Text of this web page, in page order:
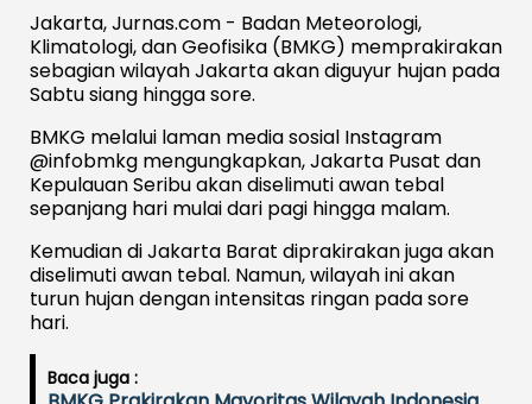
Jakarta, Jurnas.com - Badan Meteorologi,
Klimatologi, dan Geofisika (BMKG) memprakirakan
sebagian wilayah Jakarta akan diguyur hujan pada
Sabtu siang hingga sore.
BMKG melalui laman media sosial Instagram
@infobmkg mengungkapkan, Jakarta Pusat dan
Kepulauan Seribu akan diselimuti awan tebal
sepanjang hari mulai dari pagi hingga malam.
Kemudian di Jakarta Barat diprakirakan juga akan
diselimuti awan tebal. Namun, wilayah ini akan
turun hujan dengan intensitas ringan pada sore
hari.
Baca juga :